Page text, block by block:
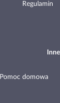
Regulamin
Pomoc domowa